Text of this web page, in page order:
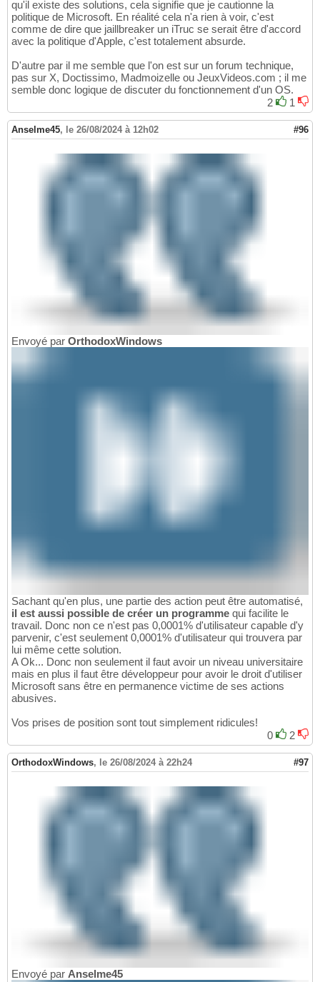
qu'il existe des solutions, cela signifie que je cautionne la
politique de Microsoft. En réalité cela n'a rien à voir, c'est
comme de dire que jaillbreaker un iTruc se serait être d'accord
avec la politique d'Apple, c'est totalement absurde.
D'autre par il me semble que l'on est sur un forum technique,
pas sur X, Doctissimo, Madmoizelle ou JeuxVideos.com ; il me
semble donc logique de discuter du fonctionnement d'un OS.
2
1
Anselme45, le 26/08/2024 à 12h02 #96
Envoyé par OrthodoxWindows
Sachant qu'en plus, une partie des action peut être automatisé,
il est aussi possible de créer un programme qui facilite le
travail. Donc non ce n'est pas 0,0001% d'utilisateur capable d'y
parvenir, c'est seulement 0,0001% d'utilisateur qui trouvera par
lui même cette solution.
A Ok... Donc non seulement il faut avoir un niveau universitaire
mais en plus il faut être développeur pour avoir le droit d'utiliser
Microsoft sans être en permanence victime de ses actions
abusives.
Vos prises de position sont tout simplement ridicules!
0
2
OrthodoxWindows, le 26/08/2024 à 22h24 #97
Envoyé par Anselme45